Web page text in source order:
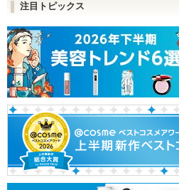
注目トピックス